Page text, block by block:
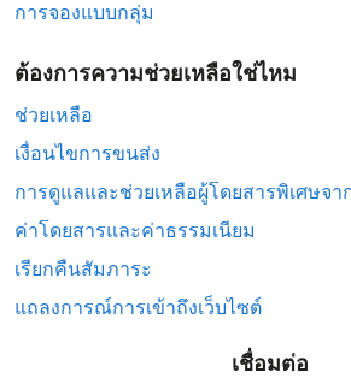
การจองแบบกลุ่ม
ต้องการความช่วยเหลือใช่ไหม
ช่วยเหลือ
เงื่อนไขการขนส่ง
การดูแลและช่วยเหลือผู้โดยสารพิเศษจา
ค่าโดยสารและค่าธรรมเนียม
เรียกคืนสัมภาระ
แถลงการณ์การเข้าถึงเว็บไซต์
เชื่อมต่อ